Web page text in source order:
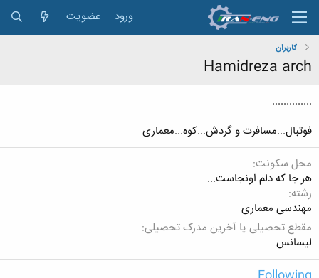
ورود عضویت
کاربران
Hamidreza arch
..............
فوتبال...مسافرت و گردش...کوه...معماری
محل سکونت
هر جا که دلم اونجاست...
رشته
مهندسی معماری
مقطع تحصیلی یا آخرین مدرک تحصیلی
لیسانس